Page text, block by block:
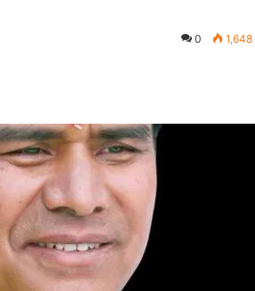
0 1,648